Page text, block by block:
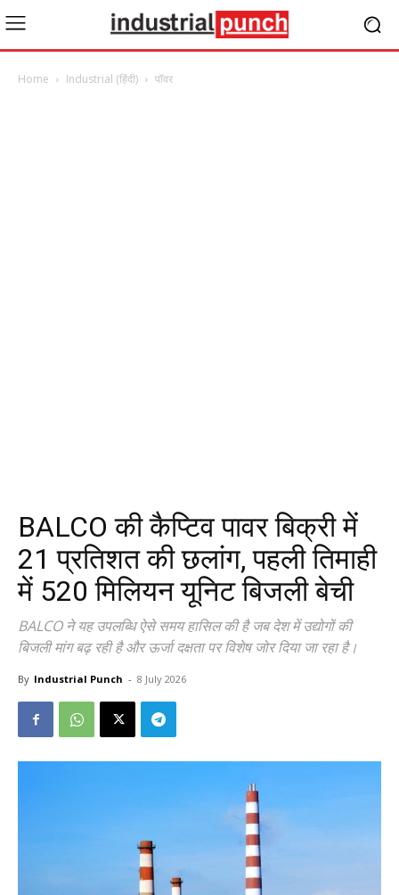
Home Industrial (हिंदी) पॉवर
BALCO की कैप्टिव पावर बिक्री में
21 प्रतिशत की छलांग, पहली तिमाही
में 520 मिलियन यूनिट बिजली बेची
BALCO ने यह उपलब्धि ऐसे समय हासिल की है जब देश में उद्योगों की
बिजली मांग बढ़ रही है और ऊर्जा दक्षता पर विशेष जोर दिया जा रहा है।
By Industrial Punch - 8 July 2026